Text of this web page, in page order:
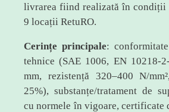
livrarea fiind realizată în condiții
9 locații RetuRO.
Cerințe principale:
tehnice (SAE 1006, EN 10218-
mm, rezistență 320–400 N/
25%), substanțe/tratament de
cu normele în vigoare, certificate